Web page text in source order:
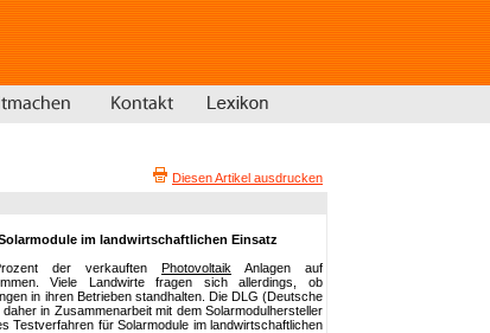
Diesen Artikel ausdrucken
im landwirtschaftlichen Einsatz
der verkauften Photovoltaik Anlagen auf
Viele Landwirte fragen sich allerdings, ob
in ihren Betrieben standhalten. Die DLG (Deutsche
in Zusammenarbeit mit dem Solarmodulhersteller
Testverfahren für Solarmodule im landwirtschaftlichen